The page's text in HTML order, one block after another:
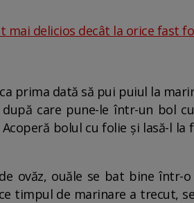
delicios decât la orice fast
prima dată să pui puiul la
care pune-le într-un bol
bolul cu folie și lasă-l
ovăz, ouăle se bat bine într-
timpul de marinare a trecut,